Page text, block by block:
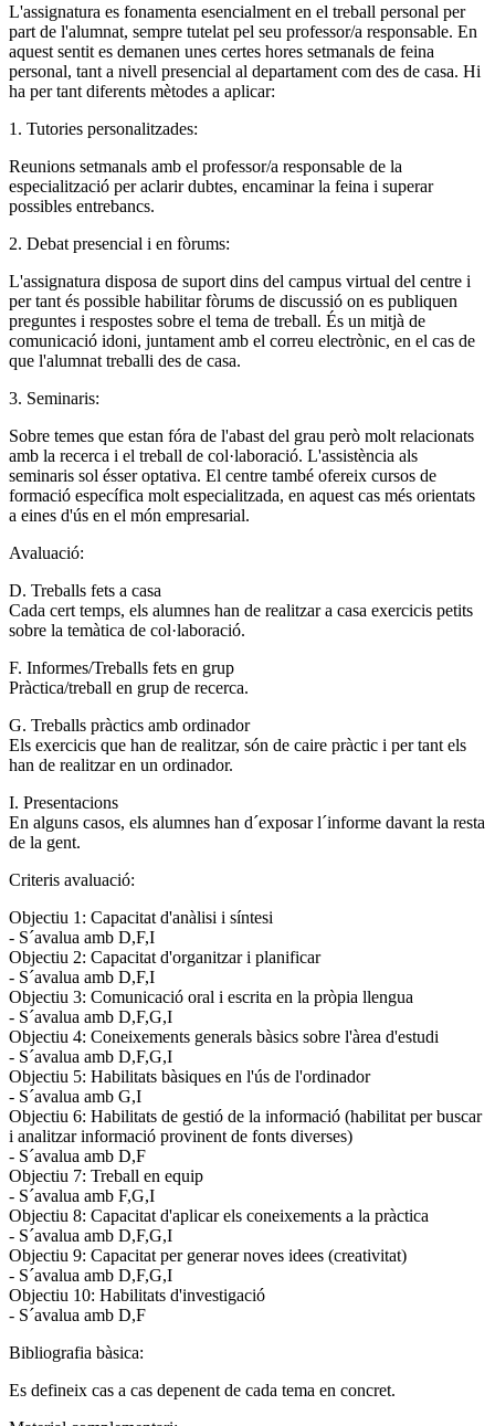
L'assignatura es fonamenta esencialment en el treball personal per
part de l'alumnat, sempre tutelat pel seu professor/a responsable. En
aquest sentit es demanen unes certes hores setmanals de feina
personal, tant a nivell presencial al departament com des de casa. Hi
ha per tant diferents mètodes a aplicar:
1. Tutories personalitzades:
Reunions setmanals amb el professor/a responsable de la
especialització per aclarir dubtes, encaminar la feina i superar
possibles entrebancs.
2. Debat presencial i en fòrums:
L'assignatura disposa de suport dins del campus virtual del centre i
per tant és possible habilitar fòrums de discussió on es publiquen
preguntes i respostes sobre el tema de treball. És un mitjà de
comunicació idoni, juntament amb el correu electrònic, en el cas de
que l'alumnat treballi des de casa.
3. Seminaris:
Sobre temes que estan fóra de l'abast del grau però molt relacionats
amb la recerca i el treball de col·laboració. L'assistència als
seminaris sol ésser optativa. El centre també ofereix cursos de
formació específica molt especialitzada, en aquest cas més orientats
a eines d'ús en el món empresarial.
Avaluació:
D. Treballs fets a casa
Cada cert temps, els alumnes han de realitzar a casa exercicis petits
sobre la temàtica de col·laboració.
F. Informes/Treballs fets en grup
Pràctica/treball en grup de recerca.
G. Treballs pràctics amb ordinador
Els exercicis que han de realitzar, són de caire pràctic i per tant els
han de realitzar en un ordinador.
I. Presentacions
En alguns casos, els alumnes han d´exposar l´informe davant la resta
de la gent.
Criteris avaluació:
Objectiu 1: Capacitat d'anàlisi i síntesi
- S´avalua amb D,F,I
Objectiu 2: Capacitat d'organitzar i planificar
- S´avalua amb D,F,I
Objectiu 3: Comunicació oral i escrita en la pròpia llengua
- S´avalua amb D,F,G,I
Objectiu 4: Coneixements generals bàsics sobre l'àrea d'estudi
- S´avalua amb D,F,G,I
Objectiu 5: Habilitats bàsiques en l'ús de l'ordinador
- S´avalua amb G,I
Objectiu 6: Habilitats de gestió de la informació (habilitat per buscar
i analitzar informació provinent de fonts diverses)
- S´avalua amb D,F
Objectiu 7: Treball en equip
- S´avalua amb F,G,I
Objectiu 8: Capacitat d'aplicar els coneixements a la pràctica
- S´avalua amb D,F,G,I
Objectiu 9: Capacitat per generar noves idees (creativitat)
- S´avalua amb D,F,G,I
Objectiu 10: Habilitats d'investigació
- S´avalua amb D,F
Bibliografia bàsica:
Es defineix cas a cas depenent de cada tema en concret.